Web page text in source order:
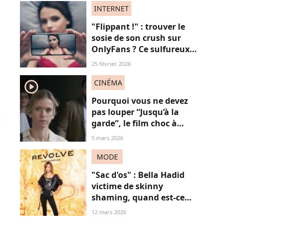
fragile"
INTERNET
"Flippant !" : trouver le
sosie de son crush sur
OnlyFans ? Ce sulfureux
moteur de recherche fait
25 février 2026
player2 CINÉMA
Pourquoi vous ne devez
pas louper “Jusqu’à la
garde”, le film choc à
(re)voir gratuitement en
5 mars 2026
MODE
"Sac d'os" : Bella Hadid
victime de skinny
shaming, quand est-ce
qu’on arrête de trouver les
12 mars 2026